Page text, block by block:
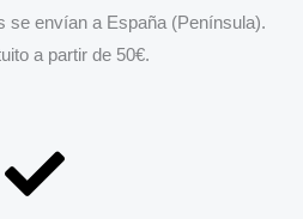
se envían a España (Península).
a partir de 50€.